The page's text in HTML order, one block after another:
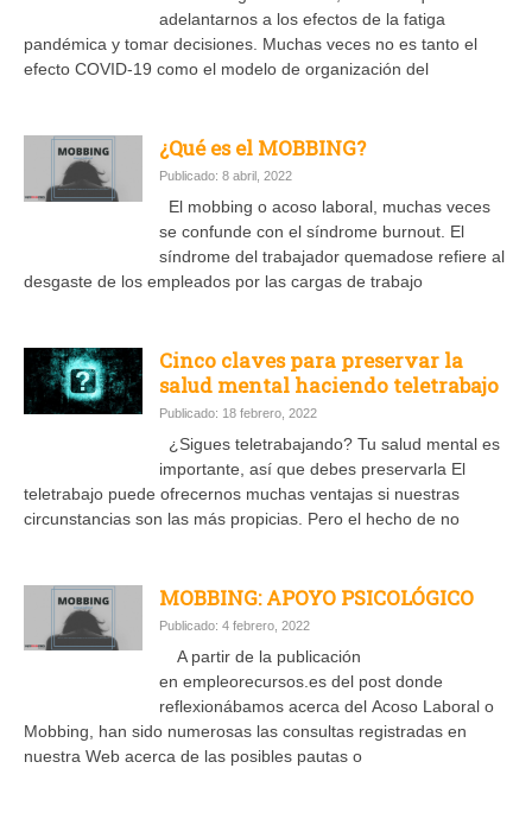
adelantarnos a los efectos de la fatiga
pandémica y tomar decisiones. Muchas veces no es tanto el
efecto COVID-19 como el modelo de organización del
¿Qué es el MOBBING?
Publicado: 8 abril, 2022
El mobbing o acoso laboral, muchas veces
se confunde con el síndrome burnout. El
síndrome del trabajador quemadose refiere al
desgaste de los empleados por las cargas de trabajo
Cinco claves para preservar la
salud mental haciendo teletrabajo
Publicado: 18 febrero, 2022
¿Sigues teletrabajando? Tu salud mental es
importante, así que debes preservarla El
teletrabajo puede ofrecernos muchas ventajas si nuestras
circunstancias son las más propicias. Pero el hecho de no
MOBBING: APOYO PSICOLÓGICO
Publicado: 4 febrero, 2022
A partir de la publicación
en empleorecursos.es del post donde
reflexionábamos acerca del Acoso Laboral o
Mobbing, han sido numerosas las consultas registradas en
nuestra Web acerca de las posibles pautas o